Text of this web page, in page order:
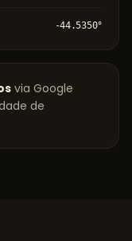
-44.5350°
via Google
de